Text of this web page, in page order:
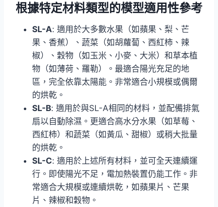
根據特定材料類型的模型適用性參考
SL-A: 適用於大多數水果（如蘋果、梨、芒
果、香蕉）、蔬菜（如胡蘿蔔、西紅柿、辣
椒）、穀物（如玉米、小麥、大米）和草本植
物（如薄荷、羅勒）。最適合陽光充足的地
區，完全依靠太陽能。非常適合小規模或偶爾
的烘乾。
SL-B: 適用於與SL-A相同的材料，並配備排氣
扇以自動除濕。更適合高水分水果（如草莓、
西紅柿）和蔬菜（如黃瓜、甜椒）或稍大批量
的烘乾。
SL-C: 適用於上述所有材料，並可全天連續運
行。即使陽光不足，電加熱裝置仍能工作。非
常適合大規模或連續烘乾，如蘋果片、芒果
片、辣椒和穀物。